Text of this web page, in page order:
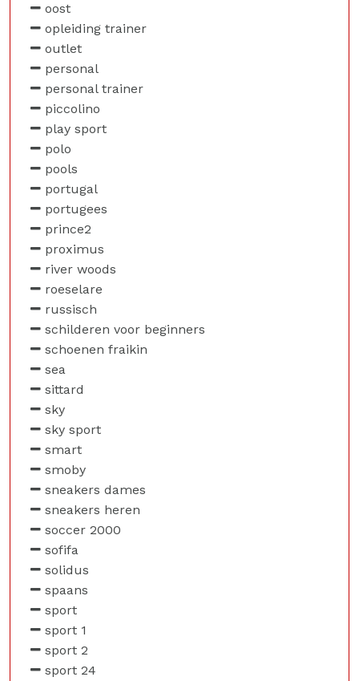
oost
opleiding trainer
outlet
personal
personal trainer
piccolino
play sport
polo
pools
portugal
portugees
prince2
proximus
river woods
roeselare
russisch
schilderen voor beginners
schoenen fraikin
sea
sittard
sky
sky sport
smart
smoby
sneakers dames
sneakers heren
soccer 2000
sofifa
solidus
spaans
sport
sport 1
sport 2
sport 24